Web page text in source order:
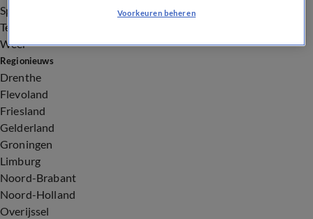
Sport
Tech
Weer
Regionieuws
Drenthe
Flevoland
Friesland
Gelderland
Groningen
Limburg
Noord-Brabant
Noord-Holland
Overijssel
Voorkeuren beheren